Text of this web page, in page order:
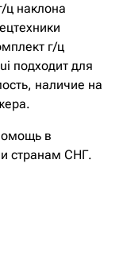
ц наклона
г/ц
подходит для
наличие на
в
и странам СНГ.